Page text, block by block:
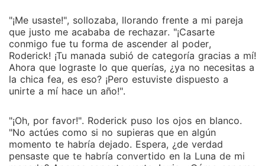
mujer que había logrado serlo sentir pleno en la
intimidad, un problema que había estado enfrentando
durante años. Lyric pensó que su destino finalmente
sería diferente, pero como todos los demás en su
vida, él mintió. Y cuando descubrió quién era
realmente, se dio cuenta de que no solo era
escapa. Lyric quería huir. Quería libertad. Pero
deseaba encontrar su camino y recuperar su respeto.
Eventualmente, se vio obligada a entrar en un mundo
sombrío y peligroso del que preferiría mantenerse
"¡Me usaste!", sollozaba, llorando frente a mi pareja
que justo me acababa de rechazar. "¡Casarte
conmigo fue tu forma de ascender al poder,
Roderick! ¡Tu manada subió de categoría gracias a mí!
Ahora que lograste lo que querías, ¿ya no necesitas a
la chica fea, es eso? ¡Pero estuviste dispuesto a
unirte a mí hace un año!".
"¡Oh, por favor!". Roderick puso los ojos en blanco.
"No actúes como si no supieras que en algún
momento te habría dejado. Espera, ¿de verdad
pensaste que te habría convertido en la Luna de mi